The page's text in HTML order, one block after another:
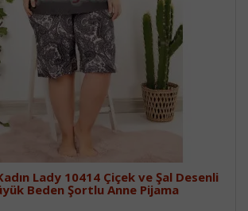
Lady 10414 Çiçek ve Şal Desenli
Beden Şortlu Anne Pijama